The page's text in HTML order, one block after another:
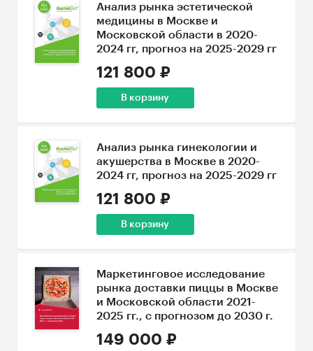
Анализ рынка эстетической
медицины в Москве и
Московской области в 2020-
2024 гг, прогноз на 2025-2029 гг
121 800 ₽
В корзину
Анализ рынка гинекологии и
акушерства в Москве в 2020-
2024 гг, прогноз на 2025-2029 гг
121 800 ₽
В корзину
Маркетинговое исследование
рынка доставки пиццы в Москве
и Московской области 2021-
2025 гг., с прогнозом до 2030 г.
149 000 ₽